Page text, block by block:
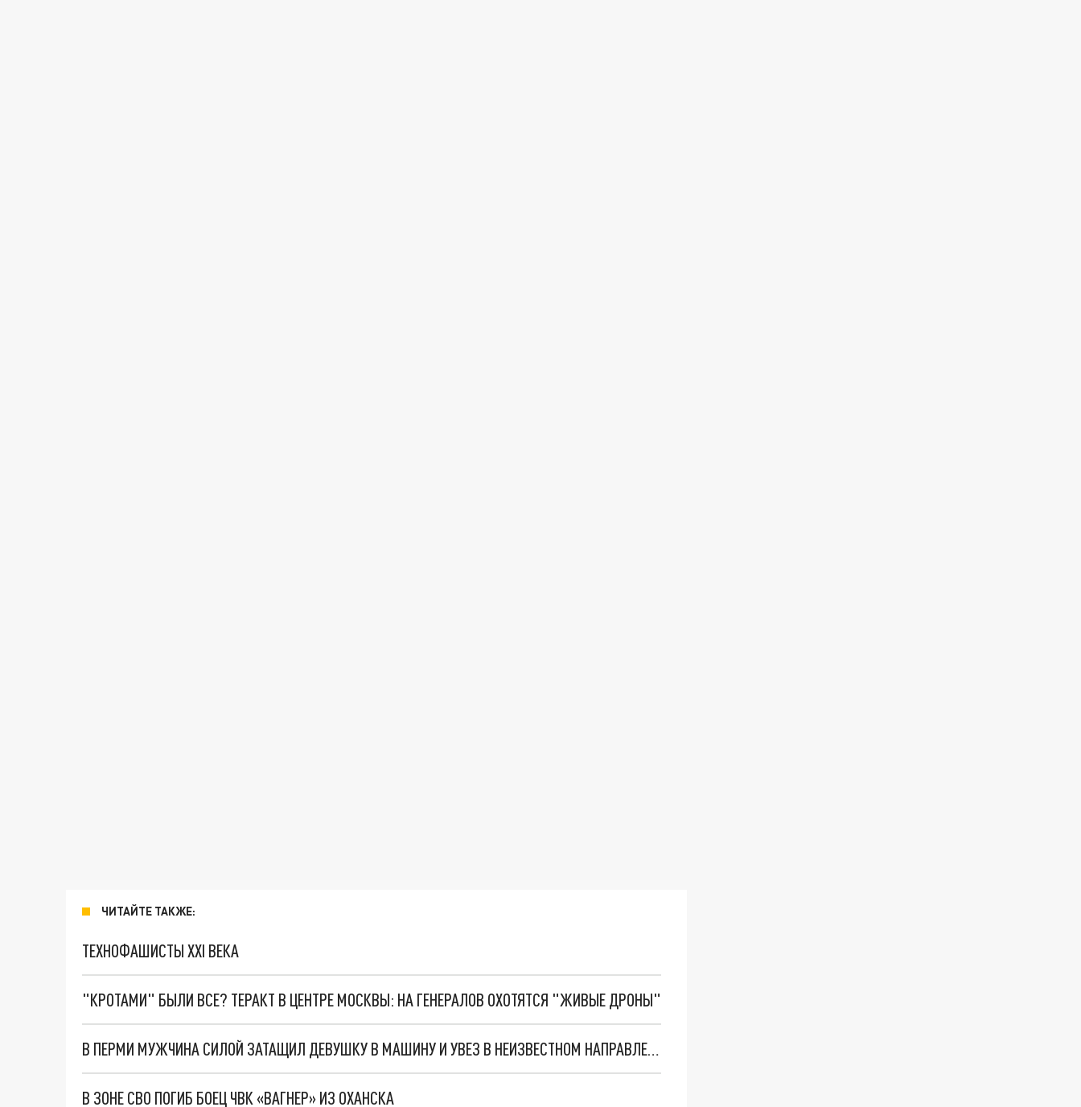
ЧИТАЙТЕ ТАКЖЕ:
ТЕХНОФАШИСТЫ XXI ВЕКА
"КРОТАМИ" БЫЛИ ВСЕ? ТЕРАКТ В ЦЕНТРЕ МОСКВЫ: НА ГЕНЕРАЛОВ ОХОТЯТСЯ "ЖИВЫЕ ДРОНЫ"
В ПЕРМИ МУЖЧИНА СИЛОЙ ЗАТАЩИЛ ДЕВУШКУ В МАШИНУ И УВЕЗ В НЕИЗВЕСТНОМ НАПРАВЛЕНИИ
В ЗОНЕ СВО ПОГИБ БОЕЦ ЧВК «ВАГНЕР» ИЗ ОХАНСКА